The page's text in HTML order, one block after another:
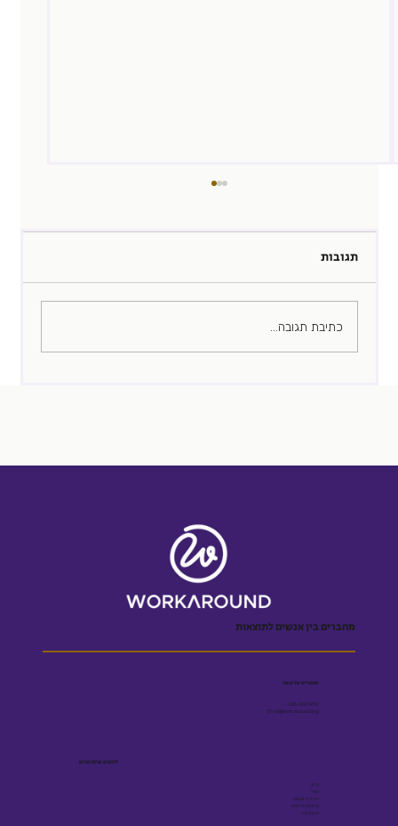
תגובות
כתיבת תגובה...
מחברים בין אנשים לתוצאות
שומרים על קשר
055-5001909
Efrat@workaround.blog
לינקים שימושיים
בלוג
ספר
הצהרת נגישות
מדיניות פרטיות
תקנון אתר